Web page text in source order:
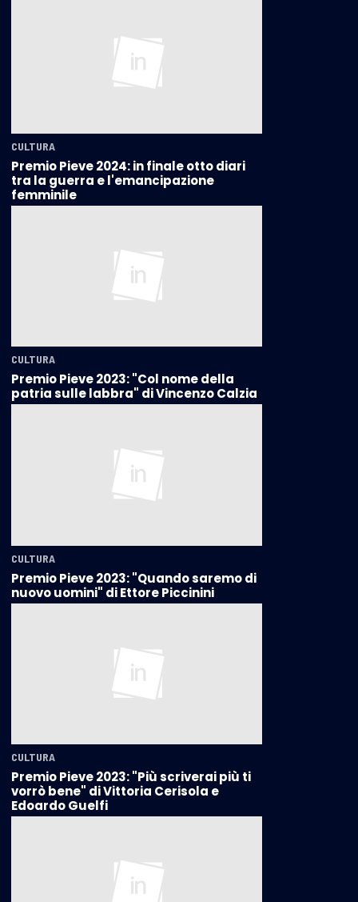
CULTURA
Premio Pieve 2024: in finale otto diari
tra la guerra e l'emancipazione
femminile
CULTURA
Premio Pieve 2023: "Col nome della
patria sulle labbra" di Vincenzo Calzia
CULTURA
Premio Pieve 2023: "Quando saremo di
nuovo uomini" di Ettore Piccinini
CULTURA
Premio Pieve 2023: "Più scriverai più ti
vorrò bene" di Vittoria Cerisola e
Edoardo Guelfi